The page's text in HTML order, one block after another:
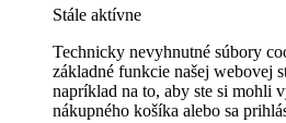
Stále aktívne
Technicky nevyhnutné súbory
základné funkcie našej webovej
napríklad na to, aby ste si mohli
nákupného košíka alebo sa